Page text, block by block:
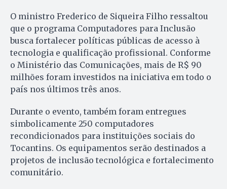
O ministro Frederico de Siqueira Filho ressaltou
que o programa Computadores para Inclusão
busca fortalecer políticas públicas de acesso à
tecnologia e qualificação profissional. Conforme
o Ministério das Comunicações, mais de R$ 90
milhões foram investidos na iniciativa em todo o
país nos últimos três anos.
Durante o evento, também foram entregues
simbolicamente 250 computadores
recondicionados para instituições sociais do
Tocantins. Os equipamentos serão destinados a
projetos de inclusão tecnológica e fortalecimento
comunitário.